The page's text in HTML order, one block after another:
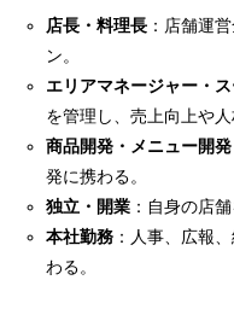
店長・料理長 ：店舗運
ン。
エリアマネージャー・ス
を管理し、売上向上や人
商品開発・メニュー開発
発に携わる。
独立・開業 ：自身の店
本社勤務 ：人事、広報
わる。